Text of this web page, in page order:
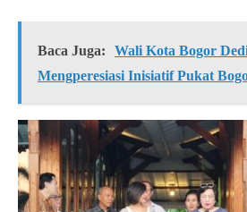
Baca Juga:
Wali Kota Bogor
Mengperesiasi Inisiatif Pukat